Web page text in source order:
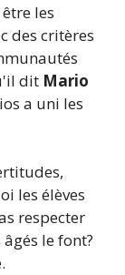
les
des critères
dit Mario
a uni les
les élèves
respecter
le font?